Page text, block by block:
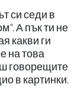
си седи в
А пък ти не
какви ги
на това
говорещите
в картинки.